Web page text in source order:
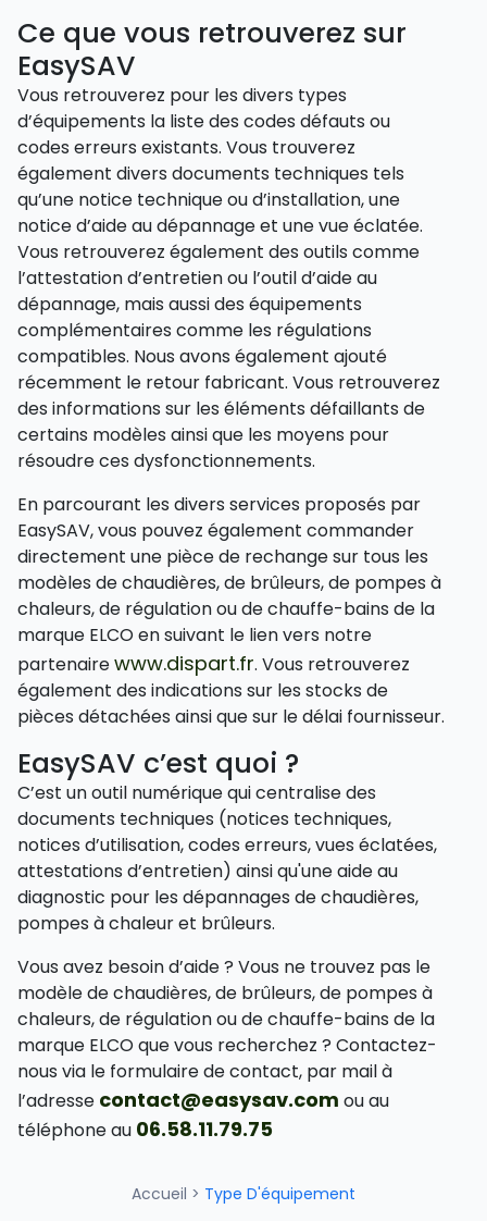
Ce que vous retrouverez sur
EasySAV
Vous retrouverez pour les divers types
d’équipements la liste des codes défauts ou
codes erreurs existants. Vous trouverez
également divers documents techniques tels
qu’une notice technique ou d’installation, une
notice d’aide au dépannage et une vue éclatée.
Vous retrouverez également des outils comme
l’attestation d’entretien ou l’outil d’aide au
dépannage, mais aussi des équipements
complémentaires comme les régulations
compatibles. Nous avons également ajouté
récemment le retour fabricant. Vous retrouverez
des informations sur les éléments défaillants de
certains modèles ainsi que les moyens pour
résoudre ces dysfonctionnements.
En parcourant les divers services proposés par
EasySAV, vous pouvez également commander
directement une pièce de rechange sur tous les
modèles de chaudières, de brûleurs, de pompes à
chaleurs, de régulation ou de chauffe-bains de la
marque ELCO en suivant le lien vers notre
partenairewww.dispart.fr. Vous retrouverez
également des indications sur les stocks de
pièces détachées ainsi que sur le délai fournisseur.
EasySAV c’est quoi ?
C’est un outil numérique qui centralise des
documents techniques (notices techniques,
notices d’utilisation, codes erreurs, vues éclatées,
attestations d’entretien) ainsi qu'une aide au
diagnostic pour les dépannages de chaudières,
pompes à chaleur et brûleurs.
Vous avez besoin d’aide ? Vous ne trouvez pas le
modèle de chaudières, de brûleurs, de pompes à
chaleurs, de régulation ou de chauffe-bains de la
marque ELCO que vous recherchez ? Contactez-
nous via le formulaire de contact, par mail à
l’adresse contact@easysav.com ou au
téléphone au 06.58.11.79.75
Accueil > Type D'équipement